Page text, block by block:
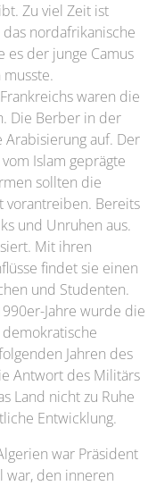
Zu viel Zeit ist
nordafrikanische
es der junge Camus
waren die
Die Berber in der
Arabisierung auf. Der
Islam geprägte
sollten die
vorantreiben. Bereits
und Unruhen aus.
Mit ihren
findet sie einen
und Studenten.
Jahre wurde die
Jahren des
Antwort des Militärs
Land nicht zu Ruhe
Entwicklung.
war Präsident
war, den inneren